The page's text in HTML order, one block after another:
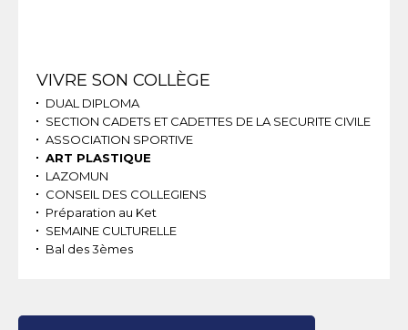
Navigation
VIVRE SON COLLÈGE
DUAL DIPLOMA
SECTION CADETS ET CADETTES DE LA SECURITE CIVILE
ASSOCIATION SPORTIVE
ART PLASTIQUE
LAZOMUN
CONSEIL DES COLLEGIENS
Préparation au Ket
SEMAINE CULTURELLE
Bal des 3èmes